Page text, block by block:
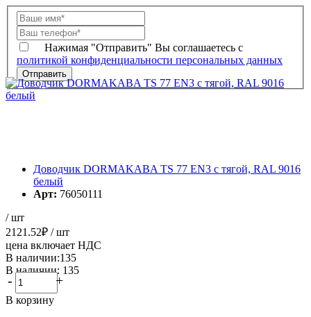
Нажимая "Отправить" Вы соглашаетесь с
политикой конфиденциальности персональных данных
Доводчик DORMAKABA TS 77 EN3 с тягой, RAL 9016
белый
Арт: 76050111
/ шт
2121.52₽ / шт
цена включает НДС
В наличии:135
В наличии: 135
- +
В корзину